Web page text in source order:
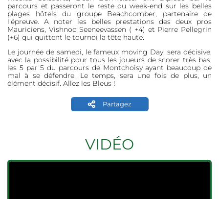
parcours et passeront le reste du week-end sur les belles
plages hôtels du groupe Beachcomber, partenaire de
l'épreuve. A noter les belles prestations des deux pros
Mauriciens, Vishnoo Seeneevassen ( +4) et Pierre Pellegrin
(+6) qui quittent le tournoi la tête haute.
Le journée de samedi, le fameux moving Day, sera décisive,
avec la possibilité pour tous les joueurs de scorer très bas,
les 5 par 5 du parcours de Montchoisy ayant beaucoup de
mal à se défendre. Le temps, sera une fois de plus, un
élément décisif. Allez les Bleus !
Partagez
VIDÉO